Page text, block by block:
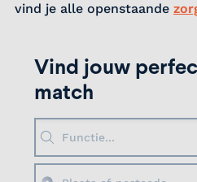
vind je alle openstaande
Vind jouw
match